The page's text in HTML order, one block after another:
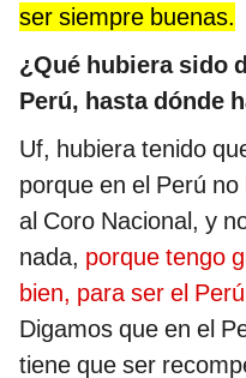
ser siempre buenas.
¿Qué hubiera sido
Perú, hasta dónde
Uf, hubiera tenido
porque en el Perú
al Coro Nacional, y
nada, porque tengo
bien, para ser el
Digamos que en el
tiene que ser